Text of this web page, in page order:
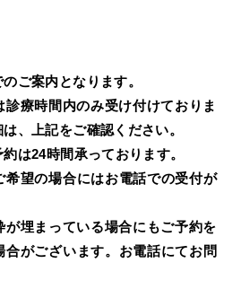
ご案内となります。
診療時間内のみ受け付けておりま
、上記をご確認ください。
は24時間承っております。
希望の場合にはお電話での受付が
が埋まっている場合にもご予約を
合がございます。お電話にてお問